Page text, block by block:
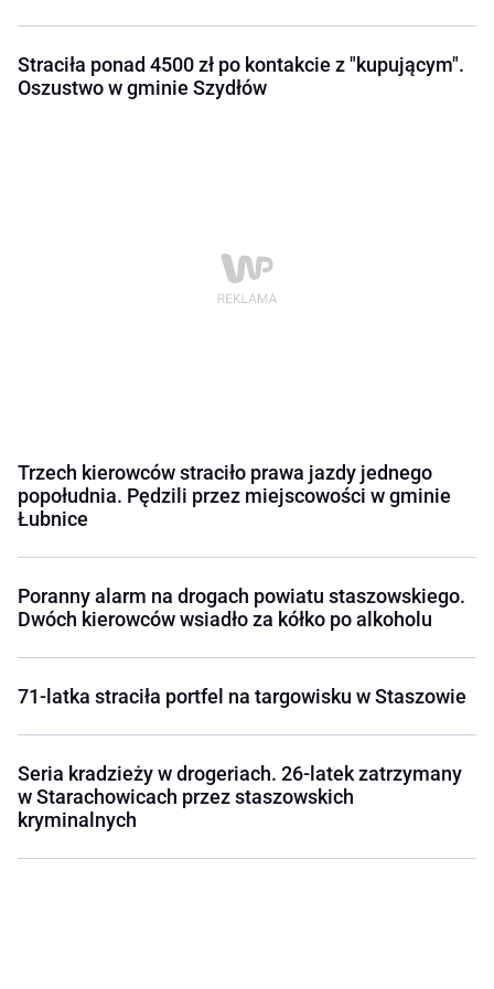
Straciła ponad 4500 zł po kontakcie z "kupującym".
Oszustwo w gminie Szydłów
Trzech kierowców straciło prawa jazdy jednego
popołudnia. Pędzili przez miejscowości w gminie
Łubnice
Poranny alarm na drogach powiatu staszowskiego.
Dwóch kierowców wsiadło za kółko po alkoholu
71-latka straciła portfel na targowisku w Staszowie
Seria kradzieży w drogeriach. 26-latek zatrzymany
w Starachowicach przez staszowskich
kryminalnych